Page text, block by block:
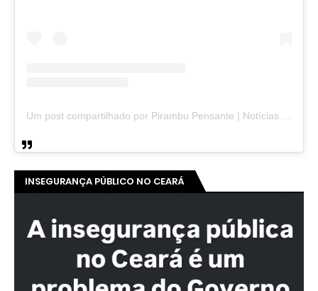
Um post compartilhado por Pirambu Pensante | Notícias & Entretenimento (@pirambupensante)
INSEGURANÇA PÚBLICO NO CEARÁ